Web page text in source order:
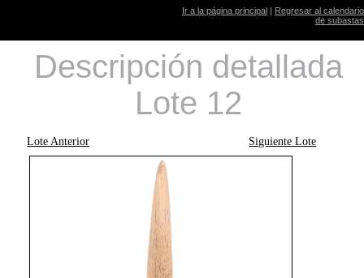
Ir a la página principal | Regresar al calendario
de subastas
Descripción detallada
Lote 12
Lote Anterior Siguiente Lote